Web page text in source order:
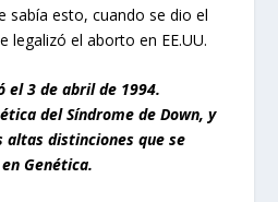
sabía esto, cuando se dio el
legalizó el aborto en EE.UU.
el 3 de abril de 1994.
del Síndrome de Down, y
altas distinciones que se
Genética.